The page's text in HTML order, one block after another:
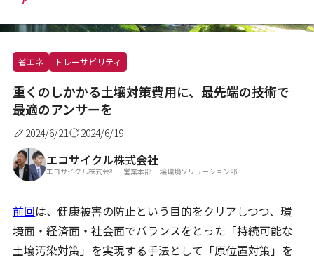
省エネ トレーサビリティ
重くのしかかる土壌対策費用に、最先端の技術で
最適のアンサーを
2024/6/21 2024/6/19
エコサイクル株式会社
エコサイクル株式会社 営業本部 土壌環境ソリューション部
前回は、健康被害の防止という目的をクリアしつつ、環
境面・経済面・社会面でバランスをとった「持続可能な
土壌汚染対策」を実現する手法として「原位置対策」を